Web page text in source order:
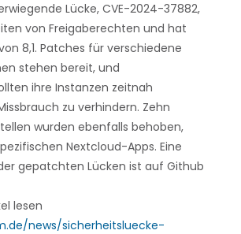
Lücke, CVE-2024-37882,
von Freigaberechten und hat
8,1. Patches für verschiedene
stehen bereit, und
ihre Instanzen zeitnah
zu verhindern. Zehn
wurden ebenfalls behoben,
Nextcloud-Apps. Eine
gepatchten Lücken ist auf Github
lesen
news/sicherheitsluecke-